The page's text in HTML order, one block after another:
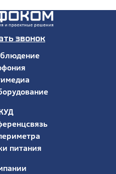
звонок
питания